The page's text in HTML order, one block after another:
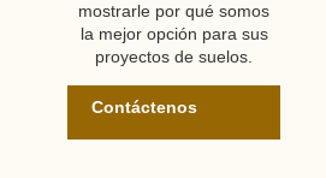
mostrarle por qué somos
la mejor opción para sus
proyectos de suelos.
Contáctenos